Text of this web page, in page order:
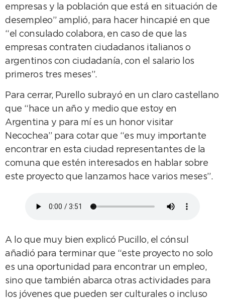
empresas y la población que está en situación de
desempleo” amplió, para hacer hincapié en que
“el consulado colabora, en caso de que las
empresas contraten ciudadanos italianos o
argentinos con ciudadanía, con el salario los
primeros tres meses”.
Para cerrar, Purello subrayó en un claro castellano
que “hace un año y medio que estoy en
Argentina y para mí es un honor visitar
Necochea” para cotar que “es muy importante
encontrar en esta ciudad representantes de la
comuna que estén interesados en hablar sobre
este proyecto que lanzamos hace varios meses”.
A lo que muy bien explicó Pucillo, el cónsul
añadió para terminar que “este proyecto no solo
es una oportunidad para encontrar un empleo,
sino que también abarca otras actividades para
los jóvenes que pueden ser culturales o incluso